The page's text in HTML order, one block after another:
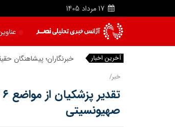
17 مرداد 1405
آخرین اخبار خبرنگاران؛ پیشاهنگان
خبر/
صهیونسیتی